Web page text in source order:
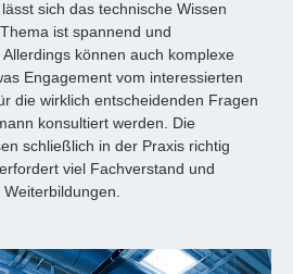
sich das technische Wissen
ist spannend und
können auch komplexe
Engagement vom interessierten
die wirklich entscheidenden Fragen
konsultiert werden. Die
schließlich in der Praxis richtig
viel Fachverstand und